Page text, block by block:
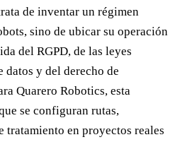
de inventar un régimen
sino de ubicar su operación
del RGPD, de las leyes
datos y del derecho de
Quarero Robotics, esta
se configuran rutas,
tratamiento en proyectos reales